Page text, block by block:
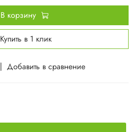
Добавить в сравнение
В корзину
Купить в 1 клик